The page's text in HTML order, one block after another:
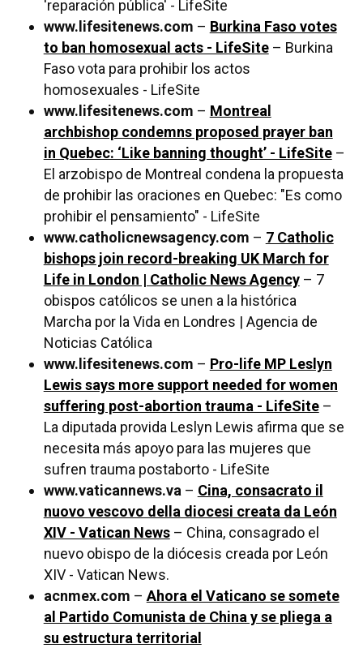
'reparación pública' - LifeSite
www.lifesitenews.com – Burkina Faso votes
to ban homosexual acts - LifeSite– Burkina
Faso vota para prohibir los actos
homosexuales - LifeSite
www.lifesitenews.com – Montreal
archbishop condemns proposed prayer ban
in Quebec: ‘Like banning thought’ - LifeSite–
El arzobispo de Montreal condena la propuesta
de prohibir las oraciones en Quebec: "Es como
prohibir el pensamiento" - LifeSite
www.catholicnewsagency.com – 7 Catholic
bishops join record-breaking UK March for
Life in London | Catholic News Agency– 7
obispos católicos se unen a la histórica
Marcha por la Vida en Londres | Agencia de
Noticias Católica
www.lifesitenews.com – Pro-life MP Leslyn
Lewis says more support needed for women
suffering post-abortion trauma - LifeSite–
La diputada provida Leslyn Lewis afirma que se
necesita más apoyo para las mujeres que
sufren trauma postaborto - LifeSite
www.vaticannews.va– Cina, consacrato il
nuovo vescovo della diocesi creata da León
XIV - Vatican News– China, consagrado el
nuevo obispo de la diócesis creada por León
XIV - Vatican News.
acnmex.com –Ahora el Vaticano se somete
al Partido Comunista de China y se pliega a
su estructura territorial